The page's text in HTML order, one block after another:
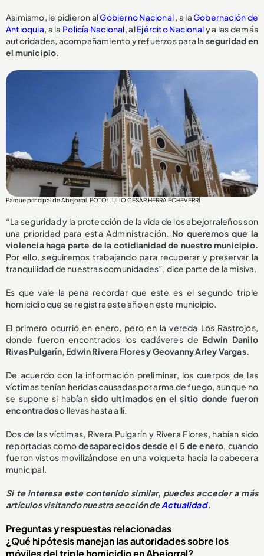
Asimismo, le pidieron alGobierno Nacional, a laGobernación de
Antioquia, a la Policía Nacional, alEjército Nacionaly a las demás
autoridades, acompañamiento y refuerzos para la seguridad en
el municipio.
Parque principal de Abejorral. FOTO: JULIO CÉSAR HERRA ECHEVERRÍ
“La seguridad y la protección de la vida de los abejorraleños son
una prioridad para esta Administración. No queremos que la
violencia haga parte de la cotidianidad de nuestro municipio.
Por ello, seguiremos trabajando para recuperar y preservar la
tranquilidad de nuestras comunidades”, dice parte de la misiva.
Es que vale la pena recordar que este es el segundo triple
homicidio que se registra este año en este municipio.
El primero ocurrió en enero, pero en la vereda Los Rastrojos,
donde fueron encontrados los cadáveres de Edwin Danilo
Rivas Pulgarín, Edwin Rivera Flores y Geovanny Arley Vargas.
De acuerdo con la información preliminar, los cuerpos de las
víctimas tenían heridas causadas por arma de fuego, aunque no
se supone si habíansido ultimados en el sitio donde fueron
encontradoso llevas hasta allí.
Dos de las víctimas, Rivera Pulgarín y Rivera Flores, habían sido
reportadas comodesaparecidos desde el 5 de enero, cuando
fueron vistos movilizándose en una volqueta hacia la cabecera
municipal.
Si te interesa este contenido similar, puedes acceder a más
artículos visitando nuestra sección deActualidad.
Preguntas y respuestas relacionadas
¿Qué hipótesis manejan las autoridades sobre los
móviles del triple homicidio en Abejorral?